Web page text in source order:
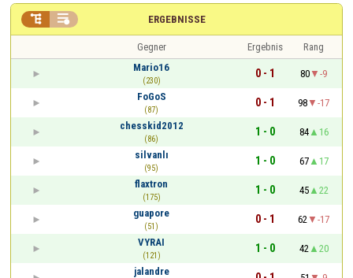
ERGEBNISSE
 
Gegner Ergebnis
Rang
Mario16
(230)
0 - 1 80
-9
FoGoS
(87)
0 - 1 98
-17
chesskid2012
(86)
1 - 0 84
16
silvanlı
(95)
1 - 0 67
17
flaxtron
(175)
1 - 0 45
22
guapore
(51)
0 - 1 62
-17
VYRAI
(121)
1 - 0 42
20
jalandre